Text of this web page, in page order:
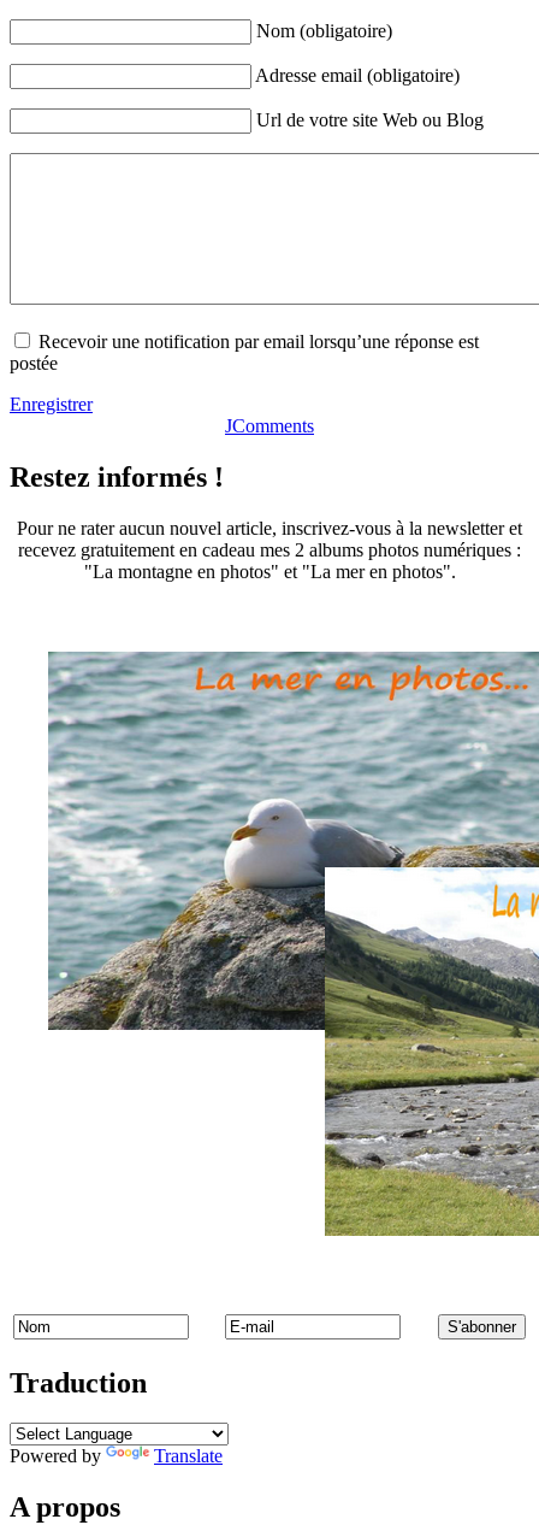
Nom (obligatoire)
Adresse email (obligatoire)
Url de votre site Web ou Blog
Recevoir une notification par email lorsqu’une réponse est
postée
Enregistrer
JComments
Restez informés !
Pour ne rater aucun nouvel article, inscrivez-vous à la newsletter et
recevez gratuitement en cadeau mes 2 albums photos numériques :
"La montagne en photos" et "La mer en photos".
Traduction
Powered by Translate
A propos